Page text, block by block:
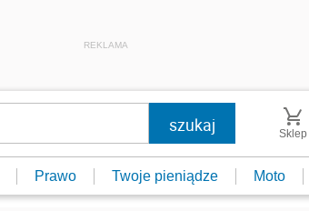
REKLAMA
Sklep
Prawo Twoje pieniądze Moto